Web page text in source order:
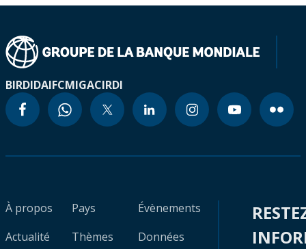
BIRDIDAIFCMIGACIRDI
À propos
Actualité
Pays
Thèmes
Évènements
Données